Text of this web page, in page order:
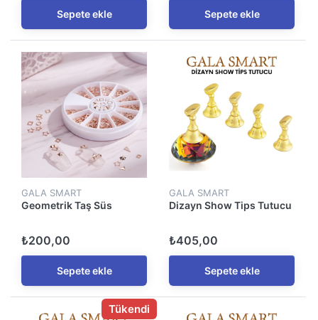
Sepete ekle Sepete ekle
GALA SMART
Geometrik Taş Süs
₺200,00
Sepete ekle
GALA SMART
Dizayn Show Tips Tutucu
₺405,00
Sepete ekle
Tükendi